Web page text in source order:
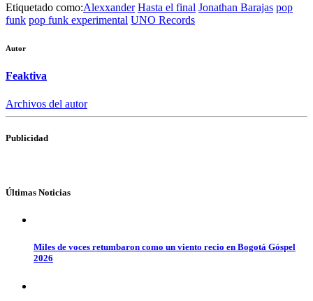
Etiquetado como:Alexxander Hasta el final Jonathan Barajas pop
funk pop funk experimental UNO Records
Autor
Feaktiva
Archivos del autor
Publicidad
Últimas Noticias
Miles de voces retumbaron como un viento recio en Bogotá Góspel
2026